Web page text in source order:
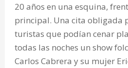
20 años en una esquina,
principal. Una cita obligada
turistas que podían cenar
todas las noches un show
Carlos Cabrera y su mujer